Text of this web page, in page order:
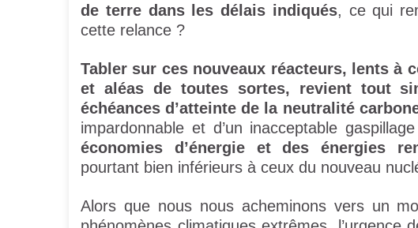
de terre dans les délais indiqués, ce qui
cette relance ?
Tabler sur ces nouveaux réacteurs, lents à
et aléas de toutes sortes, revient tout
échéances d’atteinte de la neutralité
impardonnable et d’un inacceptable
économies d’énergie et des énergies
pourtant bien inférieurs à ceux du nouveau
Alors que nous nous acheminons vers un